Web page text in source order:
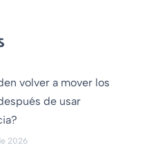
volver a mover los
de usar
2026